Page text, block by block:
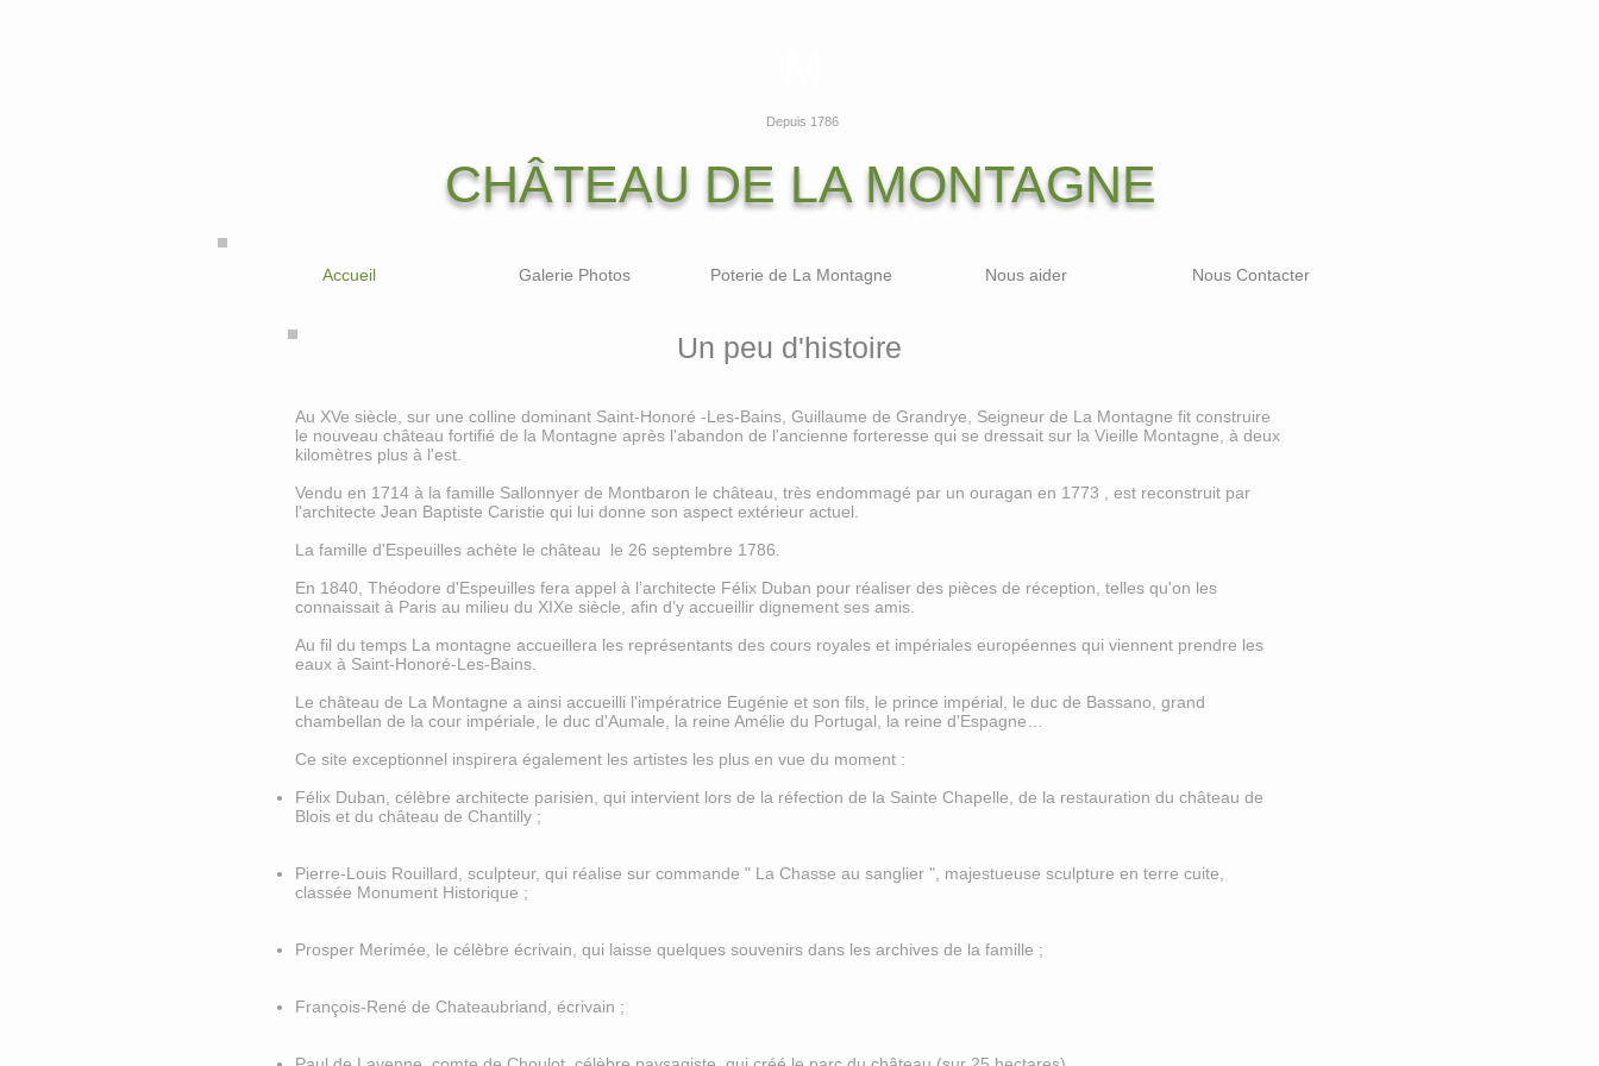
Depuis 1786
CHÂTEAU DE LA MONTAGNE
Accueil Galerie Photos Poterie de La Montagne Nous aider Nous Contacter
Un peu d'histoire
Au XVe siècle, sur une colline dominant Saint-Honoré -Les-Bains, Guillaume de Grandrye, Seigneur de La Montagne fit construire
le nouveau château fortifié de la Montagne après l'abandon de l'ancienne forteresse qui se dressait sur la Vieille Montagne, à deux
kilomètres plus à l'est.
Vendu en 1714 à la famille Sallonnyer de Montbaron le château, très endommagé par un ouragan en 1773 , est reconstruit par
l'architecte Jean Baptiste Caristie qui lui donne son aspect extérieur actuel.
La famille d'Espeuilles achète le château le 26 septembre 1786.
En 1840, Théodore d'Espeuilles fera appel à l’architecte Félix Duban pour réaliser des pièces de réception, telles qu'on les
connaissait à Paris au milieu du XIXe siècle, afin d’y accueillir dignement ses amis.
Au fil du temps La montagne accueillera les représentants des cours royales et impériales européennes qui viennent prendre les
eaux à Saint-Honoré-Les-Bains.
Le château de La Montagne a ainsi accueilli l'impératrice Eugénie et son fils, le prince impérial, le duc de Bassano, grand
chambellan de la cour impériale, le duc d'Aumale, la reine Amélie du Portugal, la reine d'Espagne…
Ce site exceptionnel inspirera également les artistes les plus en vue du moment :
Félix Duban, célèbre architecte parisien, qui intervient lors de la réfection de la Sainte Chapelle, de la restauration du château de
Blois et du château de Chantilly ;
Pierre-Louis Rouillard, sculpteur, qui réalise sur commande " La Chasse au sanglier ", majestueuse sculpture en terre cuite,
classée Monument Historique ;
Prosper Merimée, le célèbre écrivain, qui laisse quelques souvenirs dans les archives de la famille ;
François-René de Chateaubriand, écrivain ;